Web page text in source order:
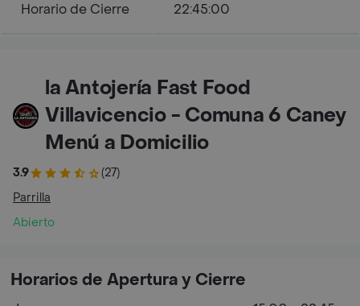
Horario de Cierre 22:45:00
la Antojería Fast Food
Villavicencio - Comuna 6 Caney
Menú a Domicilio
3.9
(27)
Parrilla
Abierto
Horarios de Apertura y Cierre